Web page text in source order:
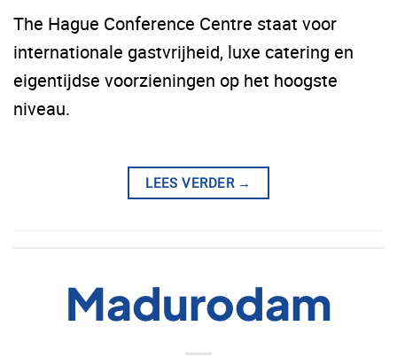
The Hague Conference Centre staat voor
internationale gastvrijheid, luxe catering en
eigentijdse voorzieningen op het hoogste
niveau.
LEES VERDER →
Madurodam